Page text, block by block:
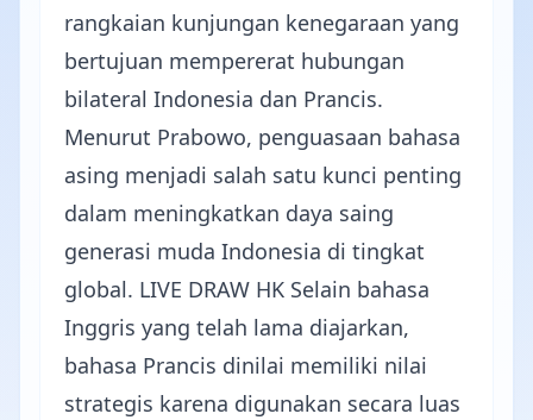
rangkaian kunjungan kenegaraan yang
bertujuan mempererat hubungan
bilateral Indonesia dan Prancis.
Menurut Prabowo, penguasaan bahasa
asing menjadi salah satu kunci penting
dalam meningkatkan daya saing
generasi muda Indonesia di tingkat
global. LIVE DRAW HK Selain bahasa
Inggris yang telah lama diajarkan,
bahasa Prancis dinilai memiliki nilai
strategis karena digunakan secara luas